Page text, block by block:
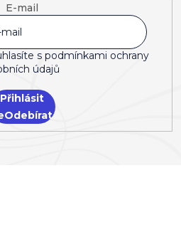
E-mail
s podmínkami ochrany
údajů
Přihlásit